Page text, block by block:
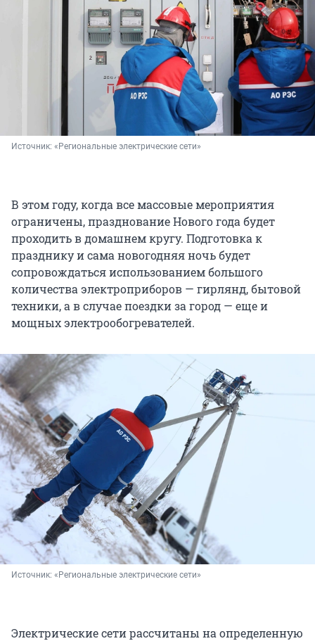
Источник: «Региональные электрические сети»
В этом году, когда все массовые мероприятия
ограничены, празднование Нового года будет
проходить в домашнем кругу. Подготовка к
празднику и сама новогодняя ночь будет
сопровождаться использованием большого
количества электроприборов — гирлянд, бытовой
техники, а в случае поездки за город — еще и
мощных электрообогревателей.
Источник: «Региональные электрические сети»
Электрические сети рассчитаны на определенную